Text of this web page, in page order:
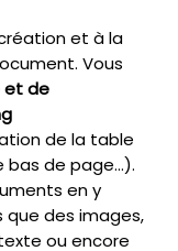
et à la
Vous
et de
de la table
bas de page…).
en y
que des images,
ou encore